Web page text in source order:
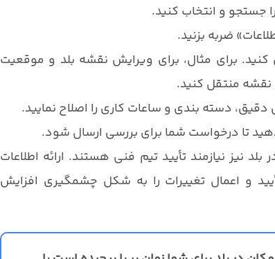
جستجو و انتخاب کنید.
ضربه بزنید.
برای مثال، برای ویرایش نقشه بلد و موقعیت
نقشه منتقل کنید.
دقیق، دسته بندی و ساعات کاری را اصلاح نمایید.
تا درخواست شما برای بررسی ارسال شود.
نیز نیازمند تأیید تیم فنی هستند. ارائه اطلاعات
و اعمال تغییرات را به شکل چشمگیری افزایش